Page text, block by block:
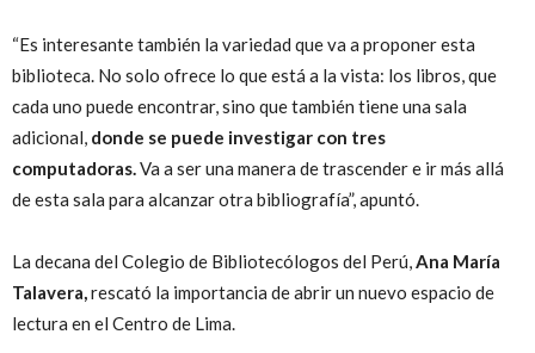
“Es interesante también la variedad que va a proponer esta
biblioteca. No solo ofrece lo que está a la vista: los libros, que
cada uno puede encontrar, sino que también tiene una sala
adicional, donde se puede investigar con tres
computadoras. Va a ser una manera de trascender e ir más allá
de esta sala para alcanzar otra bibliografía”, apuntó.
La decana del Colegio de Bibliotecólogos del Perú, Ana María
Talavera, rescató la importancia de abrir un nuevo espacio de
lectura en el Centro de Lima.